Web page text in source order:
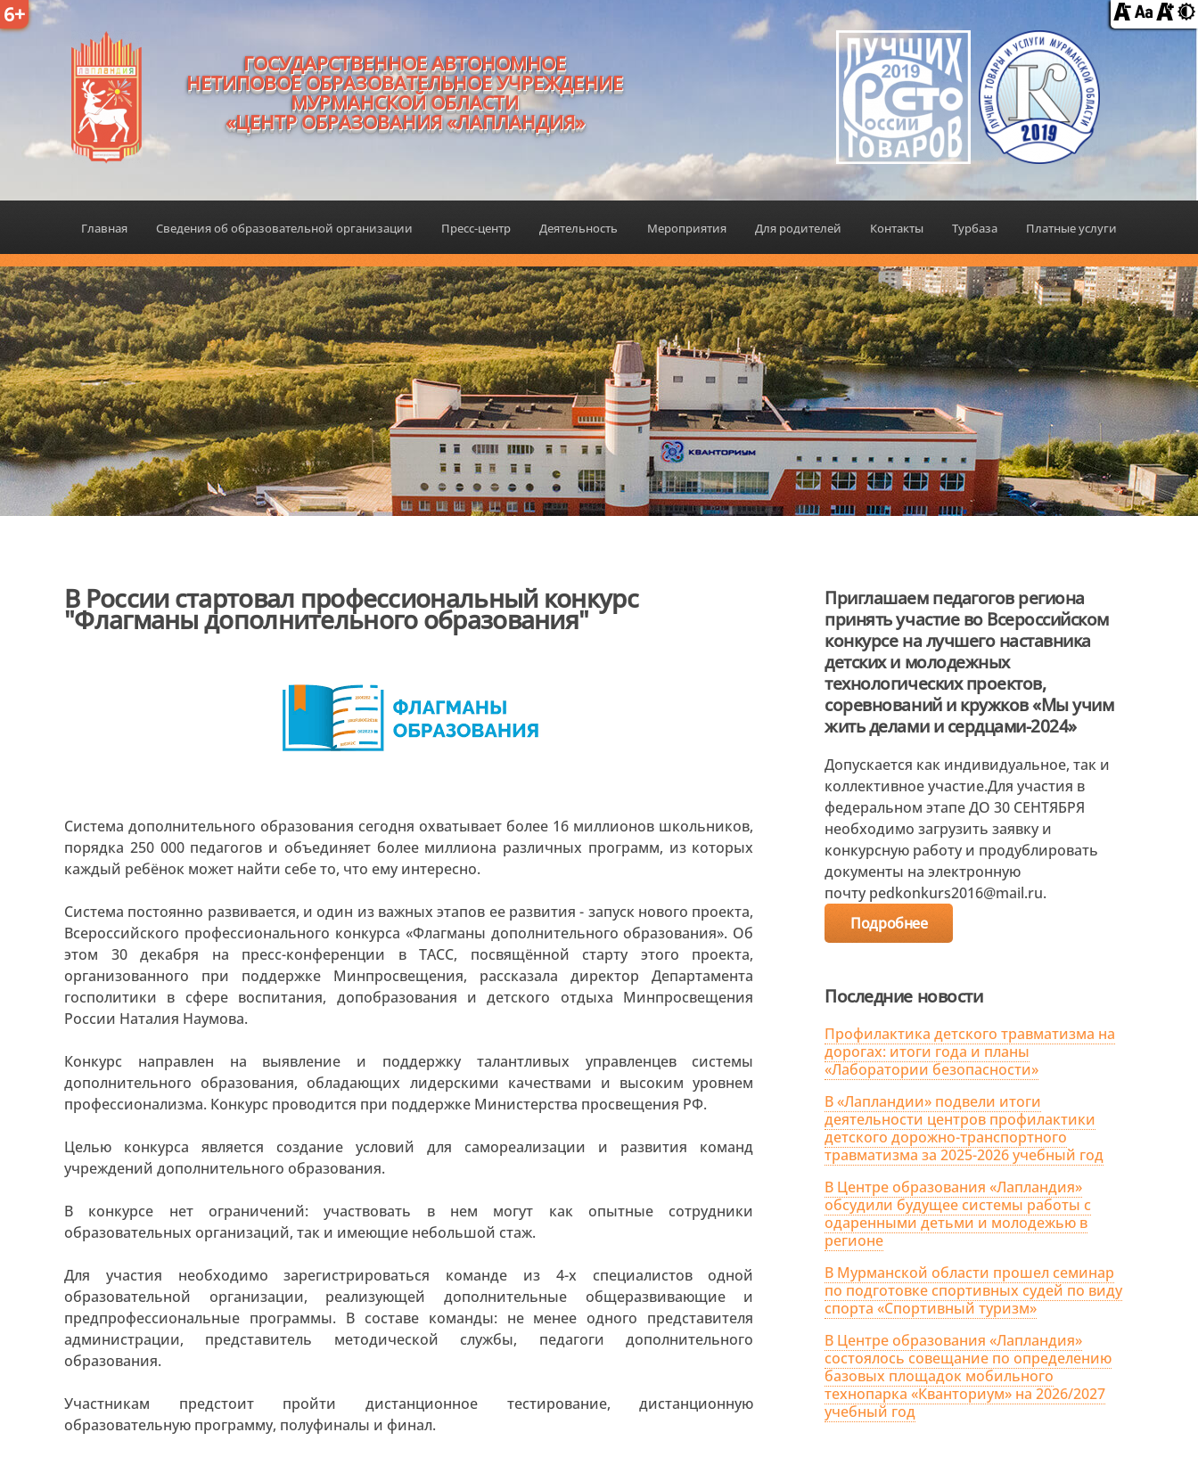
6+
ГОСУДАРСТВЕННОЕ АВТОНОМНОЕ
НЕТИПОВОЕ ОБРАЗОВАТЕЛЬНОЕ УЧРЕЖДЕНИЕ
МУРМАНСКОЙ ОБЛАСТИ
«ЦЕНТР ОБРАЗОВАНИЯ «ЛАПЛАНДИЯ»
Главная Сведения об образовательной организации Пресс-центр Деятельность Мероприятия Для родителей Контакты Турбаза Платные услуги
В России стартовал профессиональный конкурс
"Флагманы дополнительного образования"
Система дополнительного образования сегодня охватывает более 16 миллионов школьников,
порядка 250 000 педагогов и объединяет более миллиона различных программ, из которых
каждый ребёнок может найти себе то, что ему интересно.
Система постоянно развивается, и один из важных этапов ее развития - запуск нового проекта,
Всероссийского профессионального конкурса «Флагманы дополнительного образования». Об
этом 30 декабря на пресс-конференции в ТАСС, посвящённой старту этого проекта,
организованного при поддержке Минпросвещения, рассказала директор Департамента
госполитики в сфере воспитания, допобразования и детского отдыха Минпросвещения
России Наталия Наумова.
Конкурс направлен на выявление и поддержку талантливых управленцев системы
дополнительного образования, обладающих лидерскими качествами и высоким уровнем
профессионализма. Конкурс проводится при поддержке Министерства просвещения РФ.
Целью конкурса является создание условий для самореализации и развития команд
учреждений дополнительного образования.
В конкурсе нет ограничений: участвовать в нем могут как опытные сотрудники
образовательных организаций, так и имеющие небольшой стаж.
Для участия необходимо зарегистрироваться команде из 4-х специалистов одной
образовательной организации, реализующей дополнительные общеразвивающие и
предпрофессиональные программы. В составе команды: не менее одного представителя
администрации, представитель методической службы, педагоги дополнительного
образования.
Участникам предстоит пройти дистанционное тестирование, дистанционную
образовательную программу, полуфиналы и финал.
Приглашаем педагогов региона
принять участие во Всероссийском
конкурсе на лучшего наставника
детских и молодежных
технологических проектов,
соревнований и кружков «Мы учим
жить делами и сердцами-2024»
Допускается как индивидуальное, так и
коллективное участие.Для участия в
федеральном этапе ДО 30 СЕНТЯБРЯ
необходимо загрузить заявку и
конкурсную работу и продублировать
документы на электронную
почту pedkonkurs2016@mail.ru.
Подробнее
Последние новости
Профилактика детского травматизма на
дорогах: итоги года и планы
«Лаборатории безопасности»
В «Лапландии» подвели итоги
деятельности центров профилактики
детского дорожно-транспортного
травматизма за 2025-2026 учебный год
В Центре образования «Лапландия»
обсудили будущее системы работы с
одаренными детьми и молодежью в
регионе
В Мурманской области прошел семинар
по подготовке спортивных судей по виду
спорта «Спортивный туризм»
В Центре образования «Лапландия»
состоялось совещание по определению
базовых площадок мобильного
технопарка «Кванториум» на 2026/2027
учебный год